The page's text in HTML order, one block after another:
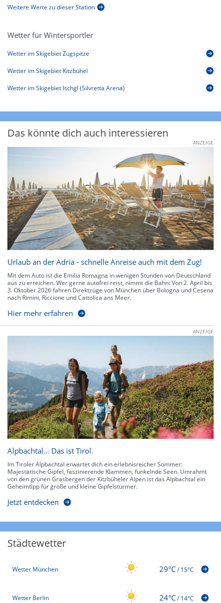
Weitere Werte zu dieser Station
Wetter für Wintersportler
Wetter im Skigebiet Zugspitze
Wetter im Skigebiet Kitzbühel
Wetter im Skigebiet Ischgl (Silvretta Arena)
Das könnte dich auch interessieren
ANZEIGE
Urlaub an der Adria - schnelle Anreise auch mit dem Zug!
Mit dem Auto ist die Emilia Romagna in wenigen Stunden von Deutschland
aus zu erreichen. Wer gerne autofrei reist, nimmt die Bahn: Von 2. April bis
3. Oktober 2026 fahren Direktzüge von München über Bologna und Cesena
nach Rimini, Riccione und Cattolica ans Meer.
Hier mehr erfahren
ANZEIGE
Alpbachtal… Das ist Tirol.
Im Tiroler Alpbachtal erwartet dich ein erlebnisreicher Sommer:
Majestätische Gipfel, faszinierende Klammen, funkelnde Seen. Umrahmt
von den grünen Grasbergen der Kitzbüheler Alpen ist das Alpbachtal ein
Geheimtipp für große und kleine Gipfelstürmer.
Jetzt entdecken
Städtewetter
Wetter München 29°C/15°C
Wetter Berlin 24°C/14°C